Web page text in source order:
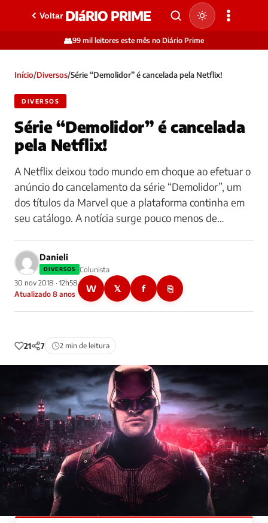
Voltar DIáRIO PRIME
👥99 mil leitores este mês no Diário Prime
Início/Diversos/Série “Demolidor” é cancelada pela Netflix!
DIVERSOS
Série “Demolidor” é cancelada
pela Netflix!
A Netflix deixou todo mundo em choque ao efetuar o
anúncio do cancelamento da série “Demolidor”, um
dos títulos da Marvel que a plataforma continha em
seu catálogo. A notícia surge pouco menos de…
Danieli
DIVERSOS
Colunista
30 nov 2018 · 12h58
Atualizado 8 anos
W 𝕏 f ⎘
21 7 2 min de leitura